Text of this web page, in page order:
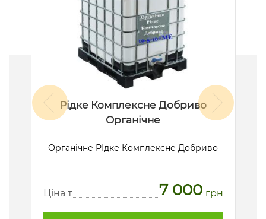
Рідке Комплексне Добриво
Органічне
Органічне РІдке Комплексне Добриво
Ціна т 7 000 грн